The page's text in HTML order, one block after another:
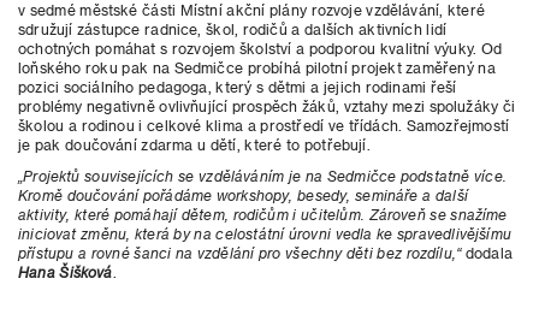
v sedmé městské části Místní akční plány rozvoje vzdělávání, které
sdružují zástupce radnice, škol, rodičů a dalších aktivních lidí
ochotných pomáhat s rozvojem školství a podporou kvalitní výuky. Od
loňského roku pak na Sedmičce probíhá pilotní projekt zaměřený na
pozici sociálního pedagoga, který s dětmi a jejich rodinami řeší
problémy negativně ovlivňující prospěch žáků, vztahy mezi spolužáky či
školou a rodinou i celkové klima a prostředí ve třídách. Samozřejmostí
je pak doučování zdarma u dětí, které to potřebují.
„Projektů souvisejících se vzděláváním je na Sedmičce podstatně více.
Kromě doučování pořádáme workshopy, besedy, semináře a další
aktivity, které pomáhají dětem, rodičům i učitelům. Zároveň se snažíme
iniciovat změnu, která by na celostátní úrovni vedla ke spravedlivějšímu
přístupu a rovné šanci na vzdělání pro všechny děti bez rozdílu,“dodala
Hana Šišková